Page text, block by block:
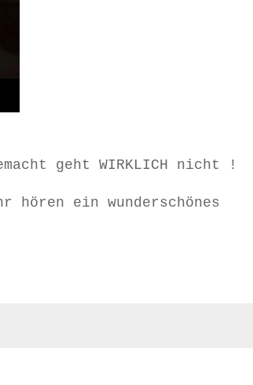
geht WIRKLICH nicht !
ein wunderschönes